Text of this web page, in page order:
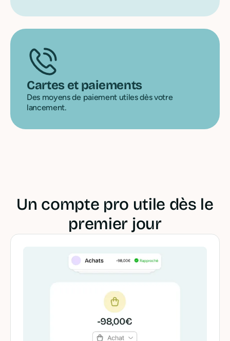
Cartes et paiements
Des moyens de paiement utiles dès votre
lancement.
Un compte pro utile dès le
premier jour